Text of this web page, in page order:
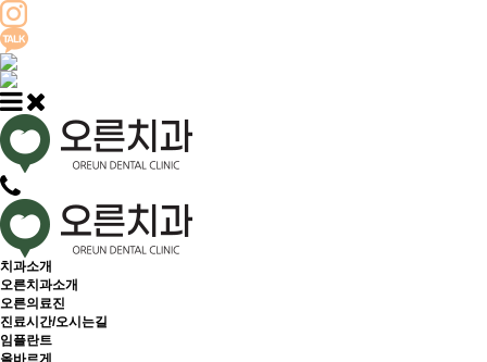
치과소개
오른치과소개
오른의료진
진료시간/오시는길
임플란트
올바르게